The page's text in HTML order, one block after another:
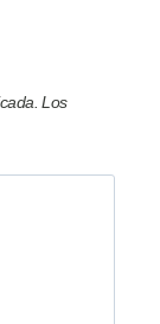
Los